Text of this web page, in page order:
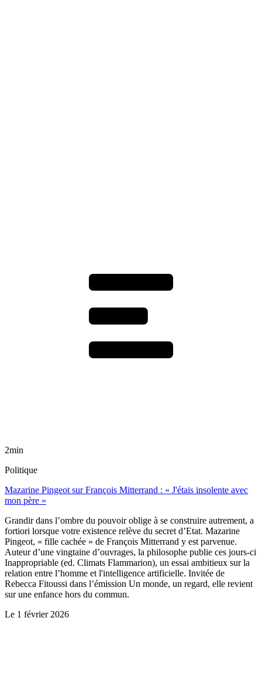
2min
Politique
Mazarine Pingeot sur François Mitterrand : « J'étais insolente avec
mon père »
Grandir dans l’ombre du pouvoir oblige à se construire autrement, a
fortiori lorsque votre existence relève du secret d’Etat. Mazarine
Pingeot, « fille cachée » de François Mitterrand y est parvenue.
Auteur d’une vingtaine d’ouvrages, la philosophe publie ces jours-ci
Inappropriable (ed. Climats Flammarion), un essai ambitieux sur la
relation entre l’homme et l'intelligence artificielle. Invitée de
Rebecca Fitoussi dans l’émission Un monde, un regard, elle revient
sur une enfance hors du commun.
Le 1 février 2026